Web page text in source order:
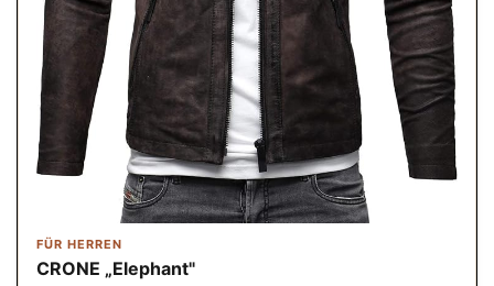
FÜR HERREN
CRONE „Elephant"